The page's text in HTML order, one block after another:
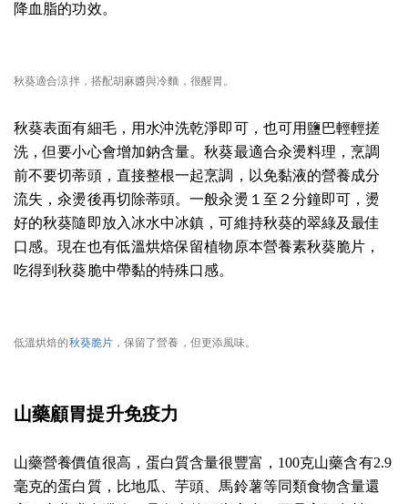
降血脂的功效。
秋葵適合涼拌，搭配胡麻醬與冷麵，很醒胃。
秋葵表面有細毛，用水沖洗乾淨即可，也可用鹽巴輕輕搓
洗，但要小心會增加鈉含量。秋葵最適合汆燙料理，烹調
前不要切蒂頭，直接整根一起烹調，以免黏液的營養成分
流失，汆燙後再切除蒂頭。一般汆燙１至２分鐘即可，燙
好的秋葵隨即放入冰水中冰鎮，可維持秋葵的翠綠及最佳
口感。現在也有低溫烘焙保留植物原本營養素秋葵脆片，
吃得到秋葵脆中帶黏的特殊口感。
低溫烘焙的秋葵脆片，保留了營養，但更添風味。
山藥顧胃提升免疫力
山藥營養價值很高，蛋白質含量很豐富，100克山藥含有2.9
毫克的蛋白質，比地瓜、芋頭、馬鈴薯等同類食物含量還